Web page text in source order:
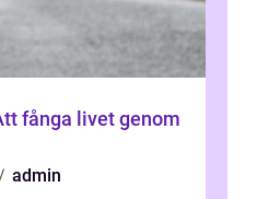
fånga livet genom
admin